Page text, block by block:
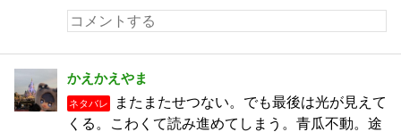
かえかえやま
ネタバレ
またまたせつない。でも最後は光が見えて
くる。こわくて読み進めてしまう。青瓜不動。途